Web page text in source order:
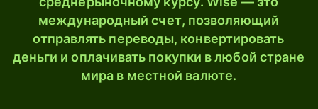
международный счет, позволяющий
отправлять переводы, конвертировать
деньги и оплачивать покупки в любой стране
мира в местной валюте.